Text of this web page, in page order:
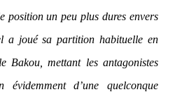
position un peu plus dures envers
a joué sa partition habituelle en
Bakou, mettant les antagonistes
d’une quelconque